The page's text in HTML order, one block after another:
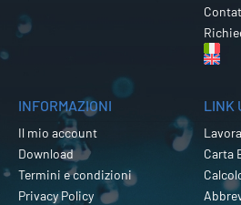
INFORMAZIONI
Il mio account
Download
Termini e condizioni
Privacy Policy
LINK
Carta